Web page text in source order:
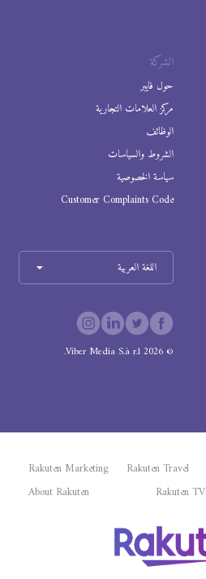
الشركة
حول فايبر
مركز العلامات التجارية
الوظائف
الشروط والسياسات
سياسة الخصوصية
Customer Complaints Code
اللغة العربية
©
2026
Viber Media S.à r.l.
Rakuten Travel
Rakuten Marketing
Rakuten TV
About Rakuten